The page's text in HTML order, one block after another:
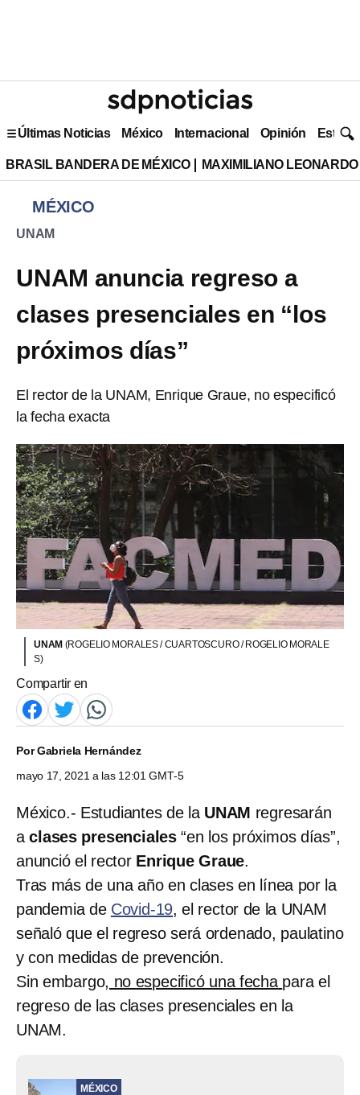
Últimas Noticias México Internacional Opinión Estilo
BRASIL BANDERA DE MÉXICO MAXIMILIANO
MÉXICO
UNAM
UNAM anuncia regreso a
clases presenciales en “los
próximos días”
El rector de la UNAM, Enrique Graue, no especificó
la fecha exacta
UNAM (ROGELIO MORALES / CUARTOSCURO / ROGELIO MORALE
S)
Compartir en
PorGabriela Hernández
mayo 17, 2021 a las 12:01 GMT-5
México.- Estudiantes de la UNAM regresarán
aclases presenciales“en los próximos días”,
anunció el rector Enrique Graue.
Tras más de una año en clases en línea por la
pandemia de Covid-19, el rector de la UNAM
señaló que el regreso será ordenado, paulatino
y con medidas de prevención.
Sin embargo, no especificó una fecha para el
regreso de las clases presenciales en la
UNAM.
MÉXICO